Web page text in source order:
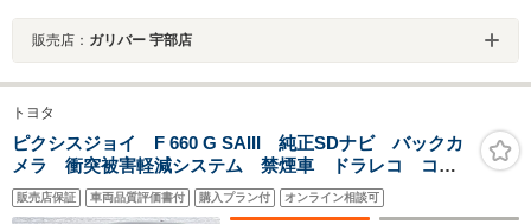
販売店： ガリバー 宇部店
トヨタ
ピクシスジョイ F 660 G SAIII 純正SDナビ バックカ
メラ 衝突被害軽減システム 禁煙車 ドラレコ コー
ナーセンサー LEDヘッド ETC 純正15インチアル
ミ オートライト オートエアコン Bluetooth CD
販売店保証 車両品質評価書付 購入プラン付 オンライン相談可